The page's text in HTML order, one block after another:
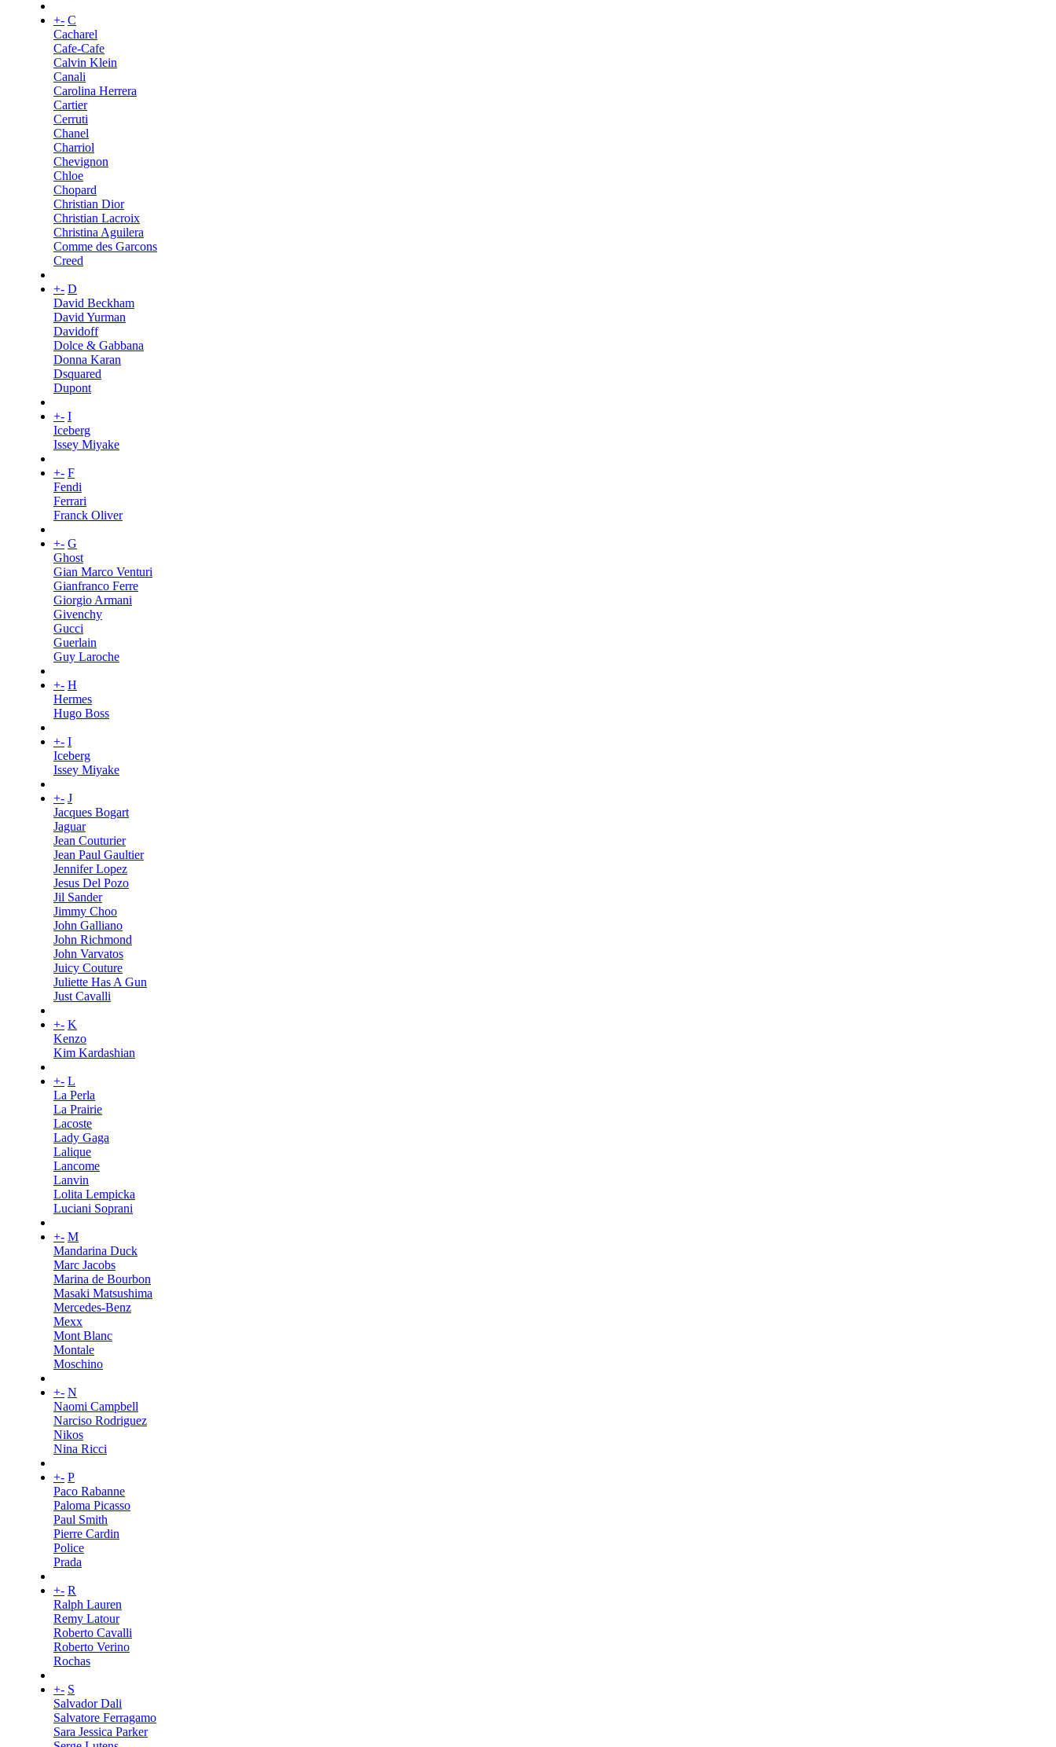
+- C
Cacharel
Cafe-Cafe
Calvin Klein
Canali
Carolina Herrera
Cartier
Cerruti
Chanel
Charriol
Chevignon
Chloe
Chopard
Christian Dior
Christian Lacroix
Christina Aguilera
Comme des Garcons
Creed
+- D
David Beckham
David Yurman
Davidoff
Dolce & Gabbana
Donna Karan
Dsquared
Dupont
+- I
Iceberg
Issey Miyake
+- F
Fendi
Ferrari
Franck Oliver
+- G
Ghost
Gian Marco Venturi
Gianfranco Ferre
Giorgio Armani
Givenchy
Gucci
Guerlain
Guy Laroche
+- H
Hermes
Hugo Boss
+- I
Iceberg
Issey Miyake
+- J
Jacques Bogart
Jaguar
Jean Couturier
Jean Paul Gaultier
Jennifer Lopez
Jesus Del Pozo
Jil Sander
Jimmy Choo
John Galliano
John Richmond
John Varvatos
Juicy Couture
Juliette Has A Gun
Just Cavalli
+- K
Kenzo
Kim Kardashian
+- L
La Perla
La Prairie
Lacoste
Lady Gaga
Lalique
Lancome
Lanvin
Lolita Lempicka
Luciani Soprani
+- M
Mandarina Duck
Marc Jacobs
Marina de Bourbon
Masaki Matsushima
Mercedes-Benz
Mexx
Mont Blanc
Montale
Moschino
+- N
Naomi Campbell
Narciso Rodriguez
Nikos
Nina Ricci
+- P
Paco Rabanne
Paloma Picasso
Paul Smith
Pierre Cardin
Police
Prada
+- R
Ralph Lauren
Remy Latour
Roberto Cavalli
Roberto Verino
Rochas
+- S
Salvador Dali
Salvatore Ferragamo
Sara Jessica Parker